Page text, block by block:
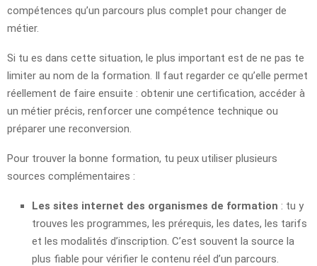
compétences qu’un parcours plus complet pour changer de
métier.
Si tu es dans cette situation, le plus important est de ne pas te
limiter au nom de la formation. Il faut regarder ce qu’elle permet
réellement de faire ensuite : obtenir une certification, accéder à
un métier précis, renforcer une compétence technique ou
préparer une reconversion.
Pour trouver la bonne formation, tu peux utiliser plusieurs
sources complémentaires :
Les sites internet des organismes de formation : tu y
trouves les programmes, les prérequis, les dates, les tarifs
et les modalités d’inscription. C’est souvent la source la
plus fiable pour vérifier le contenu réel d’un parcours.